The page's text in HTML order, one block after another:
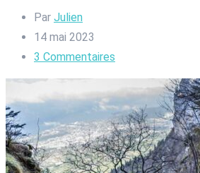
Par Julien
14 mai 2023
3 Commentaires